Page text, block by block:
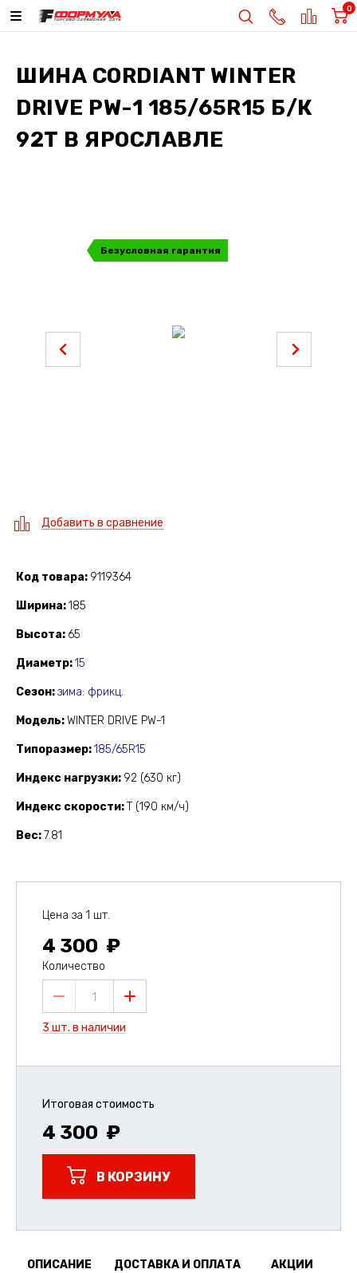
0
ШИНА CORDIANT WINTER
DRIVE PW-1 185/65R15 Б/К
92T В ЯРОСЛАВЛЕ
Безусловная гарантия
Добавить в сравнение
Код товара 9119364
Ширина 185
Высота 65
Диаметр 15
Сезон зима: фрикц.
Модель WINTER DRIVE PW-1
Типоразмер 185/65R15
Индекс нагрузки 92 (630 кг)
Индекс скорости T (190 км/ч)
Вес 7.81
Цена за 1 шт.
4 300
Количество
1
3 шт. в наличии
Итоговая стоимость
4 300
В КОРЗИНУ
ОПИСАНИЕ ДОСТАВКА И ОПЛАТА АКЦИИ